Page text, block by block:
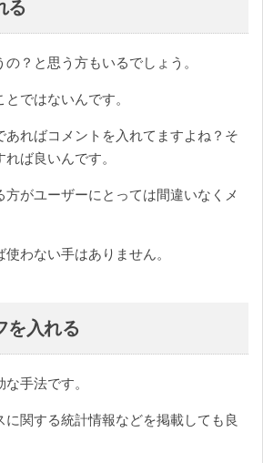
る
？と思う方もいるでしょう。
ではないんです。
あればコメントを入れてますよね？そ
ば良いんです。
がユーザーにとっては間違いなくメ
わない手はありません。
を入れる
手法です。
に関する統計情報などを掲載しても良